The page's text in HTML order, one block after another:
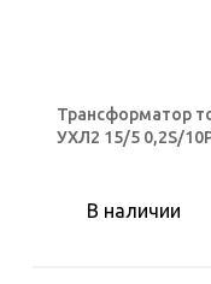
Трансформатор
УХЛ2 15/5 0,2S/
В наличии